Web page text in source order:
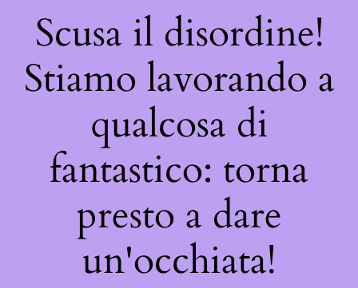
Scusa il disordine!
Stiamo lavorando a
qualcosa di
fantastico: torna
presto a dare
un'occhiata!